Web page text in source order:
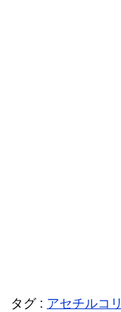
タグ : アセチルコ